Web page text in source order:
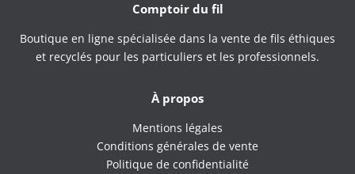
Comptoir du fil
Boutique en ligne spécialisée dans la vente de fils éthiques
et recyclés pour les particuliers et les professionnels.
À propos
Mentions légales
Conditions générales de vente
Politique de confidentialité